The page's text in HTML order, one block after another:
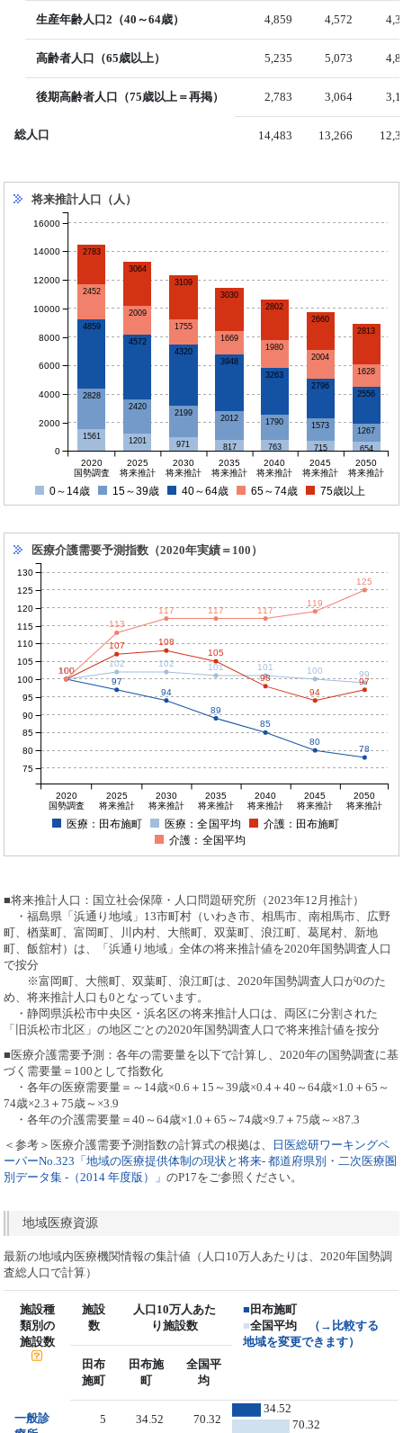
生産年齢人口2（40～64歳） 4,859 4,572
高齢者人口（65歳以上） 5,235 5,073
後期高齢者人口（75歳以上＝再掲） 2,783 3,064
総人口 14,483 13,266
将来推計人口（人）
1561
1201 971 817 763 715 654
2828
2420
2199
2012 1790 1573
1267
4859
4572
4320
3948
3263
2796
2556
2452
2009
1755
1669
1980
2004
1628
2783
3064
3109
3030
2802
2660
2813
2020
国勢調査
2025
将来推計
2030
将来推計
2035
将来推計
2040
将来推計
2045
将来推計
2050
将来推計
0
2000
4000
6000
8000
10000
12000
14000
16000
0～14歳 15～39歳 40～64歳 65～74歳 75歳以上
医療介護需要予測指数（2020年実績＝100）
100
97
94
89
85
80
78
100
102 102 101 101 100 99
100
107
108
105
98
94
97
100
113
117 117 117
119
125
2020
国勢調査
2025
将来推計
2030
将来推計
2035
将来推計
2040
将来推計
2045
将来推計
2050
将来推計
75
80
85
90
95
100
105
110
115
120
125
130
医療：田布施町 医療：全国平均
介護：田布施町
介護：全国平均
■将来推計人口：国立社会保障・人口問題研究所（2023年12月推計）
・福島県「浜通り地域」13市町村（いわき市、相馬市、南相馬市、広野
町、楢葉町、富岡町、川内村、大熊町、双葉町、浪江町、葛尾村、新地
町、飯舘村）は、「浜通り地域」全体の将来推計値を2020年国勢調査人口
で按分
※富岡町、大熊町、双葉町、浪江町は、2020年国勢調査人口が0のた
め、将来推計人口も0となっています。
・静岡県浜松市中央区・浜名区の将来推計人口は、両区に分割された
「旧浜松市北区」の地区ごとの2020年国勢調査人口で将来推計値を按分
■医療介護需要予測：各年の需要量を以下で計算し、2020年の国勢調査に基
づく需要量＝100として指数化
・各年の医療需要量＝～14歳×0.6＋15～39歳×0.4＋40～64歳×1.0＋65～
74歳×2.3＋75歳～×3.9
・各年の介護需要量＝40～64歳×1.0＋65～74歳×9.7＋75歳～×87.3
＜参考＞医療介護需要予測指数の計算式の根拠は、
日医総研ワーキングペ
ーパーNo.323「地域の医療提供体制の現状と将来- 都道府県別・二次医療圏
別データ集 -（2014 年度版）」のP17をご参照ください。
地域医療資源
最新の地域内医療機関情報の集計値（人口10万人あたりは、2020年国勢調
査総人口で計算）
施設種
類別の
施設数
施設
数
人口10万人あた
り施設数
■ 田布施町
■全国平均
（→比較する
地域を変更できます）
田布
施町
田布施
町
全国平
均
一般診
5 34.52 70.32
34.52
70.32